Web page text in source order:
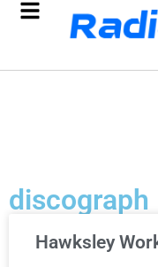
discograph
Hawksley